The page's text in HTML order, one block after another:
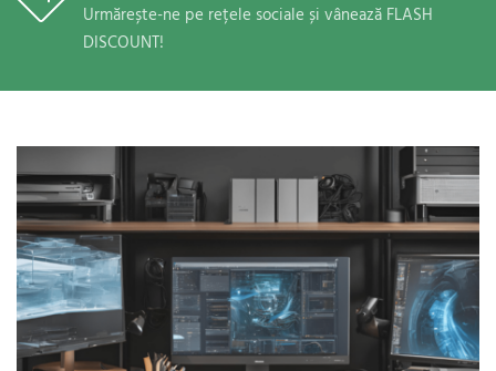
Urmărește-ne pe rețele sociale și vânează FLASH
DISCOUNT!